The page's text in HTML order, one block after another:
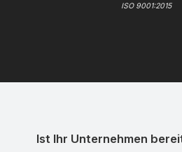
ISO 9001:2015
Ist Ihr Unternehmen